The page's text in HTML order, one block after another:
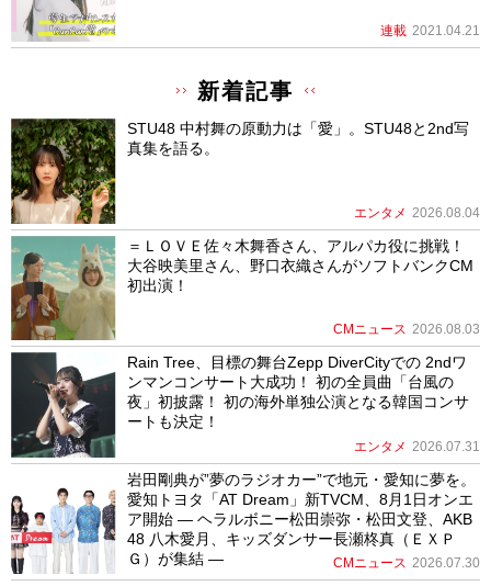
連載 2021.04.21
新着記事
STU48 中村舞の原動力は「愛」。STU48と2nd写
真集を語る。
エンタメ 2026.08.04
＝ＬＯＶＥ佐々木舞香さん、アルパカ役に挑戦！
大谷映美里さん、野口衣織さんがソフトバンクCM
初出演！
CMニュース 2026.08.03
Rain Tree、目標の舞台Zepp DiverCityでの 2ndワ
ンマンコンサート大成功！ 初の全員曲「台風の
夜」初披露！ 初の海外単独公演となる韓国コンサ
ートも決定！
エンタメ 2026.07.31
岩田剛典が”夢のラジオカー”で地元・愛知に夢を。
愛知トヨタ「AT Dream」新TVCM、8月1日オンエ
ア開始 ― ヘラルボニー松田崇弥・松田文登、AKB
48 八木愛月、キッズダンサー長瀬柊真（ＥＸＰ
Ｇ）が集結 ―
CMニュース 2026.07.30